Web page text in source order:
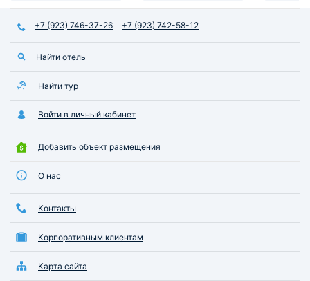
+7 (923) 746-37-26 +7 (923) 742-58-12
Найти отель
Найти тур
Войти в личный кабинет
Добавить объект размещения
О нас
Контакты
Корпоративным клиентам
Карта сайта